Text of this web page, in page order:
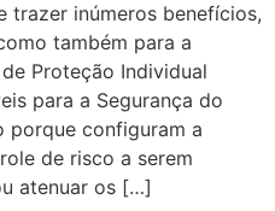
trazer inúmeros benefícios,
também para a
Proteção Individual
para a Segurança do
porque configuram a
de risco a serem
atenuar os […]